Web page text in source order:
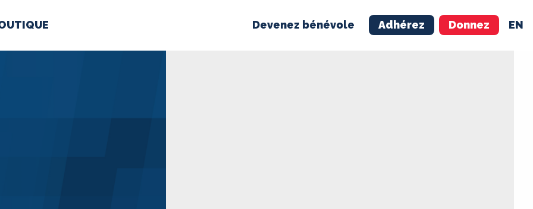
Devenez bénévole Adhérez Donnez EN
MÉDIAS